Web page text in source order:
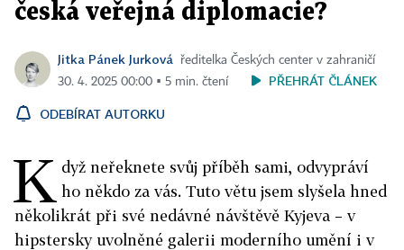
česká veřejná diplomacie?
Jitka Pánek Jurková
ředitelka Českých center v zahraničí
30. 4. 2025 00:00 ▪ 5 min. čtení
PŘEHRÁT ČLÁNEK
ODEBÍRAT AUTORKU
K dyž neřeknete svůj příběh sami, odvypráví
ho někdo za vás. Tuto větu jsem slyšela hned
několikrát při své nedávné návštěvě Kyjeva – v
hipstersky uvolněné galerii moderního umění i v